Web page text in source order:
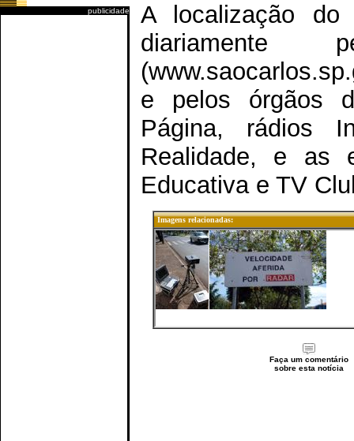
publicidade
A localização
e pelos órgãos
Página, rádios
Realidade, e as
Educativa e TV
Imagens relacionadas:
Faça um comentário
sobre esta notícia